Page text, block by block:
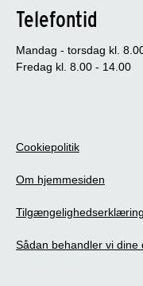
Telefontid
Mandag - torsdag kl.
Fredag kl. 8.00 - 14.00
Cookiepolitik
Om hjemmesiden
Tilgængelighedserklæring
Sådan behandler vi